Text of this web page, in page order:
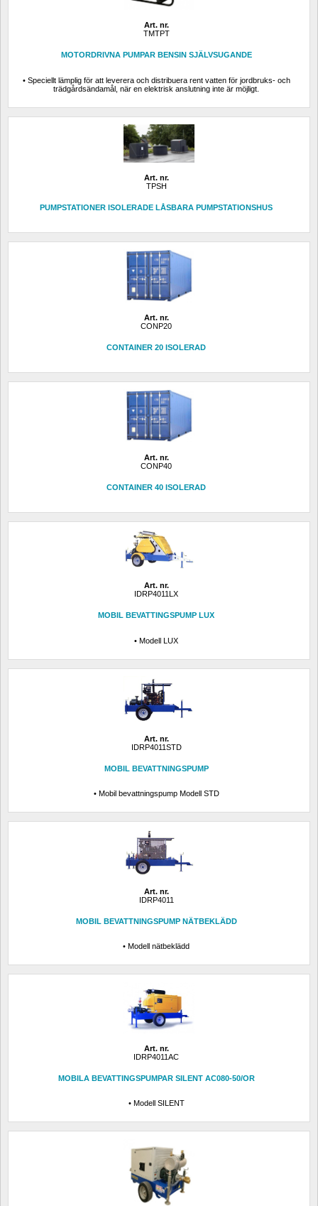
Art. nr.
TMTPT
MOTORDRIVNA PUMPAR BENSIN SJÄLVSUGANDE
• Speciellt lämplig för att leverera och distribuera rent vatten för jordbruks- och
trädgårdsändamål, när en elektrisk anslutning inte är möjligt.
Art. nr.
TPSH
PUMPSTATIONER ISOLERADE LÅSBARA PUMPSTATIONSHUS
Art. nr.
CONP20
CONTAINER 20 ISOLERAD
Art. nr.
CONP40
CONTAINER 40 ISOLERAD
Art. nr.
IDRP4011LX
MOBIL BEVATTINGSPUMP LUX
• Modell LUX
Art. nr.
IDRP4011STD
MOBIL BEVATTNINGSPUMP
• Mobil bevattningspump Modell STD
Art. nr.
IDRP4011
MOBIL BEVATTNINGSPUMP NÄTBEKLÄDD
• Modell nätbeklädd
Art. nr.
IDRP4011AC
MOBILA BEVATTINGSPUMPAR SILENT AC080-50/OR
• Modell SILENT